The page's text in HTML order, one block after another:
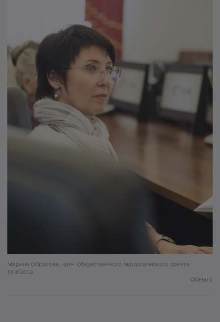
Марина Образова, член Общественного экологического совета
Кузбасса
Скачать